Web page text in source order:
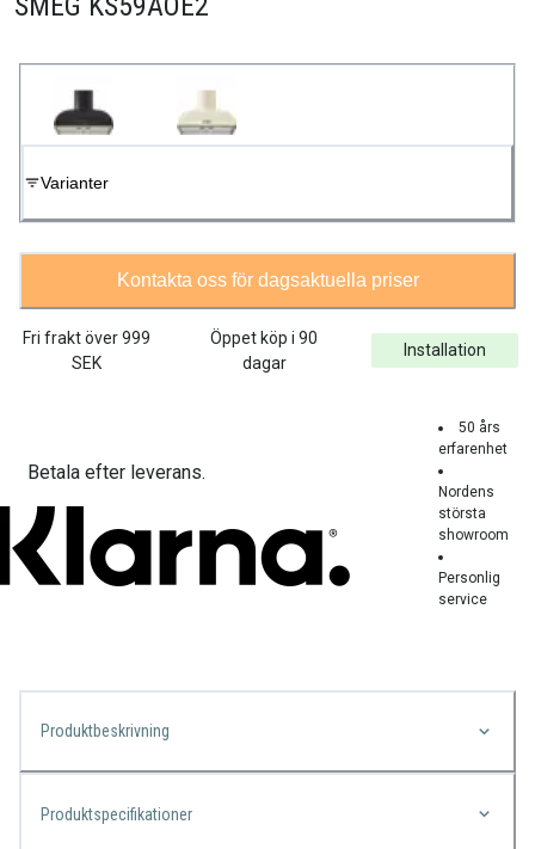
Varianter
Kontakta oss för dagsaktuella priser
Fri frakt över999
SEK
Öppet köp i 90
dagar
Installation
Betala efter leverans.
50 års
erfarenhet
Nordens
största
showroom
Personlig
service
Produktbeskrivning
Produktspecifikationer